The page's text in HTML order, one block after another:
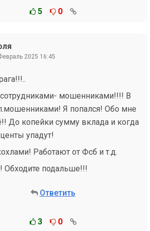
5 0
2025 16:45
мошенниками!!!! В
Я попался! Обо мне
До копейки сумму вклада и когда
упадут!
Работают от Фсб и т.д.
Обходите подальше!!!
Ответить
3 0